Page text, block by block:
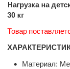
Нагрузка на
30 кг
Товар
Материал: